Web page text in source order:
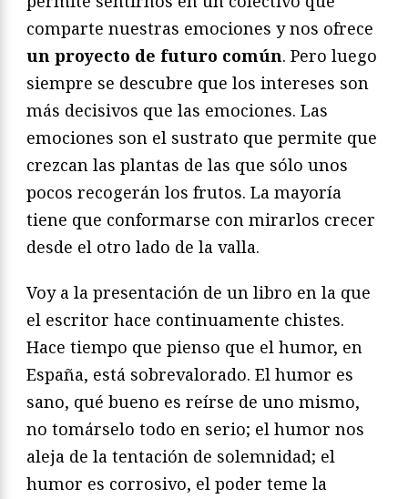
comparte nuestras emociones y nos ofrece
un proyecto de futuro común. Pero luego
siempre se descubre que los intereses son
más decisivos que las emociones. Las
emociones son el sustrato que permite que
crezcan las plantas de las que sólo unos
pocos recogerán los frutos. La mayoría
tiene que conformarse con mirarlos crecer
desde el otro lado de la valla.
Voy a la presentación de un libro en la que
el escritor hace continuamente chistes.
Hace tiempo que pienso que el humor, en
España, está sobrevalorado. El humor es
sano, qué bueno es reírse de uno mismo,
no tomárselo todo en serio; el humor nos
aleja de la tentación de solemnidad; el
humor es corrosivo, el poder teme la